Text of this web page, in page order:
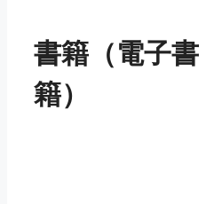
書籍（電子書
籍）